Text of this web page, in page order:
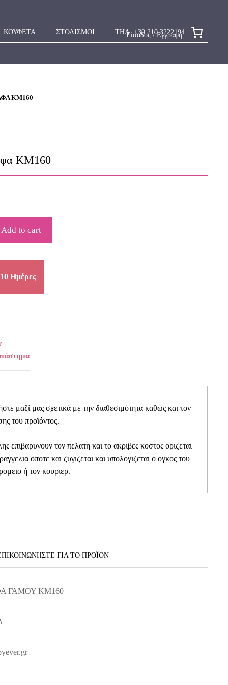
Είσοδος / Εγγραφή
ΚΟΥΦΕΤΑ ΣΤΟΛΙΣΜΟΙ ΤΗΛ. +30 210 3222194
ΚΜ160
ΚΜ160
Add to cart
10 Ημέρες
μαζί μας σχετικά με την διαθεσιμότητα καθώς και τον
του προϊόντος.
επιβαρυνουν τον πελατη και το ακριβες κοστος οριζεται
οποτε και ζυγιζεται και υπολογιζεται ο ογκος του
ή τον κουριερ.
ΓΙΑ ΤΟ ΠΡΟΪOΝ
ΓΑΜΟΥ ΚΜ160